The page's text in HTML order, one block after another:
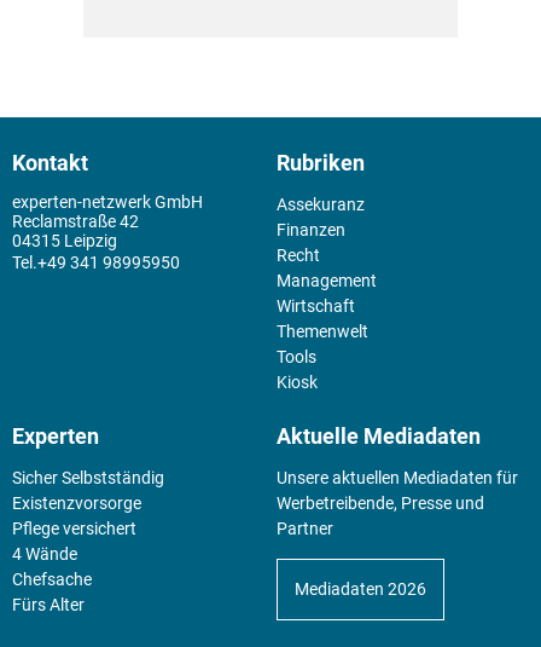
Kontakt
experten-netzwerk GmbH
Reclamstraße 42
04315 Leipzig
+49 341 98995950
Rubriken
Assekuranz
Finanzen
Recht
Management
Wirtschaft
Themenwelt
Tools
Kiosk
Experten
Sicher Selbstständig
Existenz­vorsorge
Pflege versichert
4 Wände
Chefsache
Fürs Alter
Aktuelle Mediadaten
Unsere aktuellen Mediadaten für
Werbetreibende, Presse und
Partner
Mediadaten 2026